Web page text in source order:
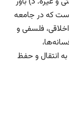
که در جامعه
اخلاقی، فلسفی و
انتقال و حفظ